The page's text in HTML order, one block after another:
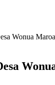
Wonua